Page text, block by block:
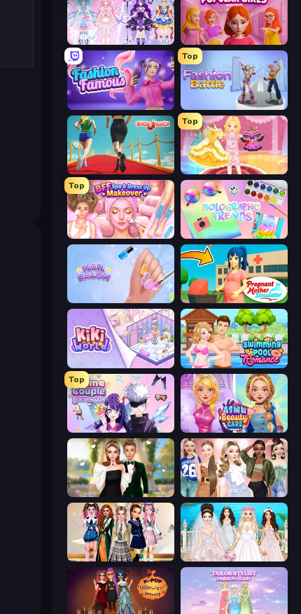
Idol Livestream: Fashion Game
Fashion Famous
Top
Fashion Battle
Shoe Race
Top
Royal Glow Princess Makeover
Top
BFF Makeover - Spa & Dress Up Holographic Trends
Nail Salon Pregnant Mother Simulator
KiKi World Swimming Pool Romance
Top
Anime Couple: Avatar Maker ASMR Beauty Care
Valentine's Day Proposal Fashion Week 2025
Back To School: Uniforms Edition Model Wedding